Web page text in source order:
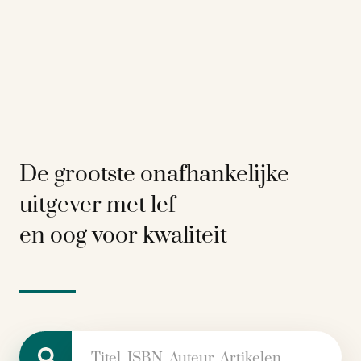
De grootste onafhankelijke
uitgever met lef
en oog voor kwaliteit
Zoeken naar: